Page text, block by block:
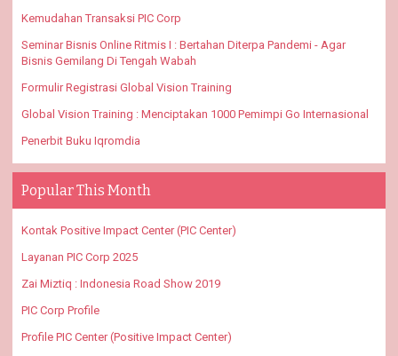
Kemudahan Transaksi PIC Corp
Seminar Bisnis Online Ritmis I : Bertahan Diterpa Pandemi - Agar
Bisnis Gemilang Di Tengah Wabah
Formulir Registrasi Global Vision Training
Global Vision Training : Menciptakan 1000 Pemimpi Go Internasional
Penerbit Buku Iqromdia
Popular This Month
Kontak Positive Impact Center (PIC Center)
Layanan PIC Corp 2025
Zai Miztiq : Indonesia Road Show 2019
PIC Corp Profile
Profile PIC Center (Positive Impact Center)